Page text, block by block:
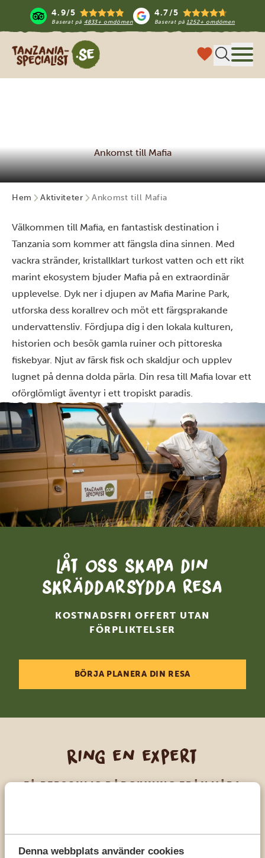
Denna webbplats använder cookies
4.9/5
Baserat på 4833+ omdömen
4.7/5
Baserat på1252+ omdömen
Tanzania Specialist
Ankomst till Mafia
Hem Aktiviteter Ankomst till Mafia
Välkommen till Mafia, en fantastisk destination i
Tanzania som kommer att fängsla dina sinnen. Med
vackra stränder, kristallklart turkost vatten och ett rikt
marint ekosystem bjuder Mafia på en extraordinär
upplevelse. Dyk ner i djupen av Mafia Marine Park,
utforska dess korallrev och möt ett färgsprakande
undervattensliv. Fördjupa dig i den lokala kulturen,
historien och besök gamla ruiner och pittoreska
fiskebyar. Njut av färsk fisk och skaldjur och upplev
lugnet på denna dolda pärla. Din resa till Mafia lovar ett
oförglömligt äventyr i ett tropiskt paradis.
Låt oss skapa din
skräddarsydda resa
KOSTNADSFRI OFFERT UTAN
FÖRPLIKTELSER
BÖRJA PLANERA DIN RESA
Ring en expert
FÅ PERSONLIG RÅDGIVNING FRÅN VÅRA